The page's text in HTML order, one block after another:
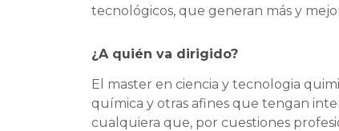
tecnológicos, que generan más y
¿A quién va dirigido?
El master en ciencia y tecnologia
química y otras afines que tengan
cualquiera que, por cuestiones